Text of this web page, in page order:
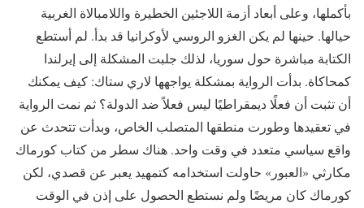
بأكملها، وعلى أبعاد أزمة اللاجئين الخطيرة واللامبالاة الغربية
حيالها. حينها لم يكن الغزو الروسي لأوكرانيا قد بدأ. لم أستطع
الكتابة مباشرة حول سوريا، لذلك جلبت المشكلة إلى إيرلندا
كمحاكاة. بدأت الرواية بمشكلة يواجهها لاري ستاك: كيف يمكنك
أن تثبت أن فعلًا ديمقراطيًا ليس فعلاً ضد الدولة؟ ثم نمت الرواية
في تعقيدها وطورت منطقها المتصلب الخاص، وبدأت تتحدث عن
واقع سياسي متعدد في وقت واحد. هناك سطر من كتاب كورماك
مكارثي «العبور» حاولت استخدامه كتمهيد يعبر عن قصدي، لكن
كورماك كان مريضًا ولم نستطع الحصول على إذن في الوقت